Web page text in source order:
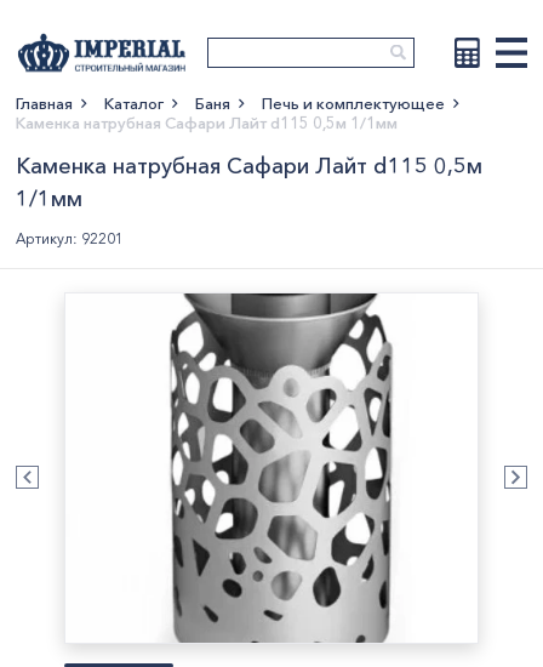
Главная Каталог Баня
Печь и комплектующее
Каменка натрубная Сафари Лайт d115 0,5м 1/1мм
Каменка натрубная Сафари Лайт d115 0,5м
1/1мм
Артикул: 92201